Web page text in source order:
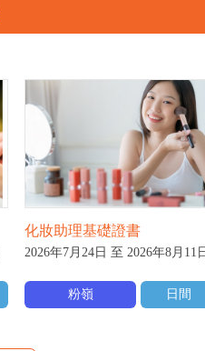
化妝助理基礎證書
2026年7月24日 至 2026年8月11
粉嶺 日間